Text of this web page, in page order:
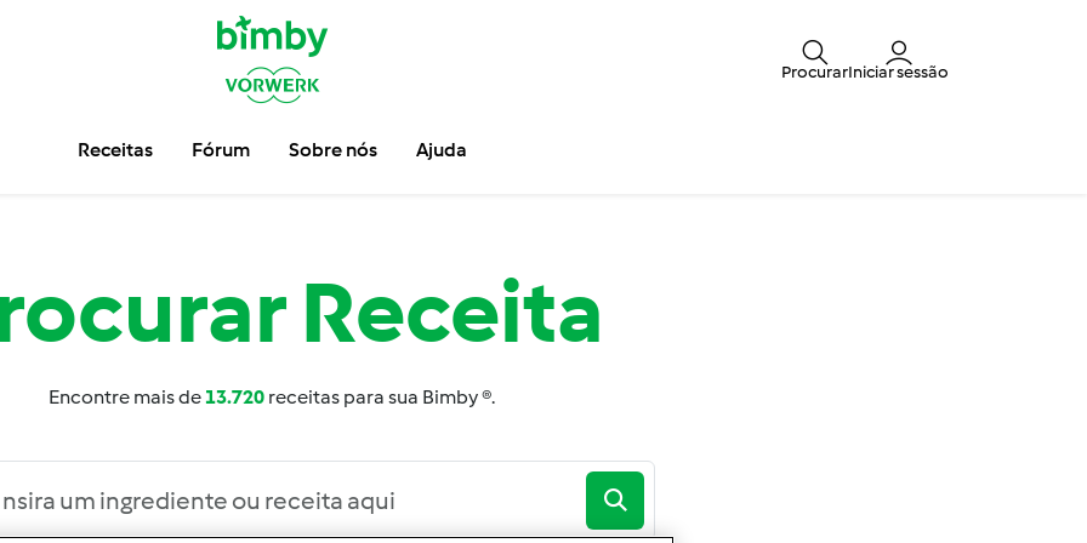
ProcurarIniciar sessão
Receitas Fórum Sobre nós Ajuda
Receita
Encontre mais de13.720 receitas para sua Bimby ®.